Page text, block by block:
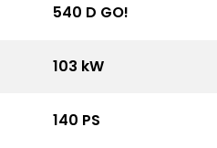
540 D GO!
103 kW
140 PS